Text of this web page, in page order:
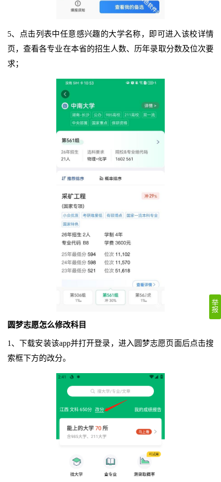
5、点击列表中任意感兴趣的大学名称，即可进入该校详情
页，查看各专业在本省的招生人数、历年录取分数及位次要
求；
圆梦志愿怎么修改科目
1、下载安装该app并打开登录，进入圆梦志愿页面后点击搜
索框下方的改分。
举
报